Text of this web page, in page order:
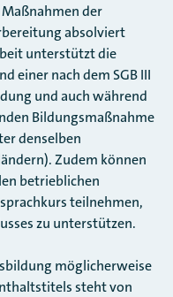
der
absolviert
unterstützt die
einer nach dem SGB III
und auch während
Bildungsmaßnahme
denselben
Zudem können
betrieblichen
teilnehmen,
zu unterstützen.
möglicherweise
steht von